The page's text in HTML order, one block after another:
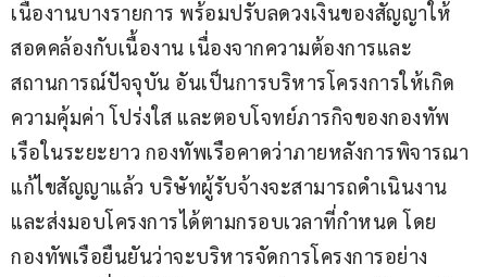
เนื้องานบางรายการ พร้อมปรับลดวงเงินของสัญญาให้
สอดคล้องกับเนื้องาน เนื่องจากความต้องการและ
สถานการณ์ปัจจุบัน อันเป็นการบริหารโครงการให้เกิด
ความคุ้มค่า โปร่งใส และตอบโจทย์ภารกิจของกองทัพ
เรือในระยะยาว กองทัพเรือคาดว่าภายหลังการพิจารณา
แก้ไขสัญญาแล้ว บริษัทผู้รับจ้างจะสามารถดำเนินงาน
และส่งมอบโครงการได้ตามกรอบเวลาที่กำหนด โดย
กองทัพเรือยืนยันว่าจะบริหารจัดการโครงการอย่าง